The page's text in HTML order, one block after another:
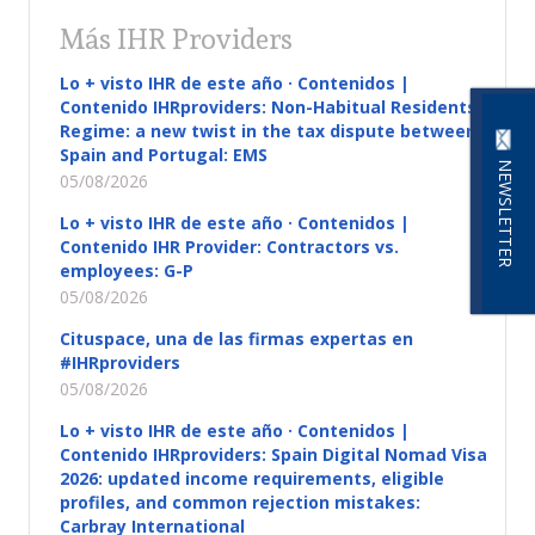
NEWSLETTER
Más IHR Providers
Lo + visto IHR de este año · Contenidos |
Contenido IHRproviders: Non-Habitual Residents
Regime: a new twist in the tax dispute between
Spain and Portugal: EMS
05/08/2026
Lo + visto IHR de este año · Contenidos |
Contenido IHR Provider: Contractors vs.
employees: G-P
05/08/2026
Cituspace, una de las firmas expertas en
#IHRproviders
05/08/2026
Lo + visto IHR de este año · Contenidos |
Contenido IHRproviders: Spain Digital Nomad Visa
2026: updated income requirements, eligible
profiles, and common rejection mistakes:
Carbray International